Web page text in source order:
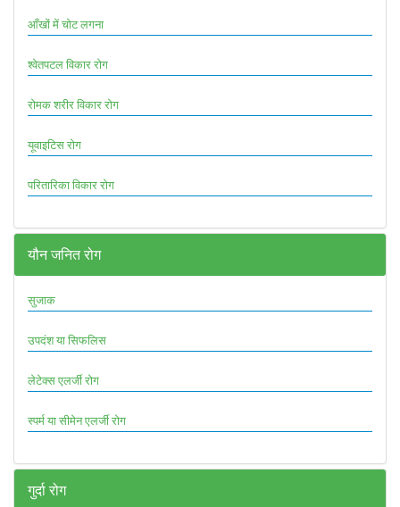
आँखों में चोट लगना
श्वेतपटल विकार रोग
रोमक शरीर विकार रोग
यूवाइटिस रोग
परितारिका विकार रोग
यौन जनित रोग
सुजाक
उपदंश या सिफलिस
लेटेक्स एलर्जी रोग
स्पर्म या सीमेन एलर्जी रोग
गुर्दा रोग